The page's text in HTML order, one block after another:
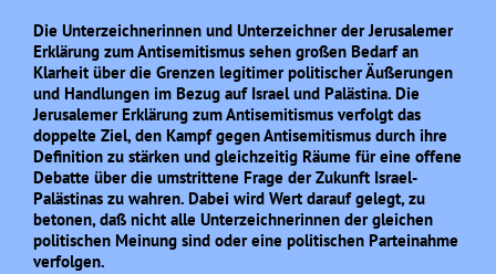
Die Unterzeichnerinnen und Unterzeichner der Jerusalemer
Erklärung zum Antisemitismus sehen großen Bedarf an
Klarheit über die Grenzen legitimer politischer Äußerungen
und Handlungen im Bezug auf Israel und Palästina. Die
Jerusalemer Erklärung zum Antisemitismus verfolgt das
doppelte Ziel, den Kampf gegen Antisemitismus durch ihre
Definition zu stärken und gleichzeitig Räume für eine offene
Debatte über die umstrittene Frage der Zukunft Israel-
Palästinas zu wahren. Dabei wird Wert darauf gelegt, zu
betonen, daß nicht alle Unterzeichnerinnen der gleichen
politischen Meinung sind oder eine politischen Parteinahme
verfolgen.